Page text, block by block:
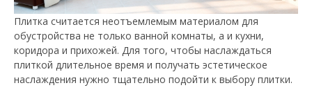
Плитка считается неотъемлемым материалом для
обустройства не только ванной комнаты, а и кухни,
коридора и прихожей. Для того, чтобы наслаждаться
плиткой длительное время и получать эстетическое
наслаждения нужно тщательно подойти к выбору плитки.